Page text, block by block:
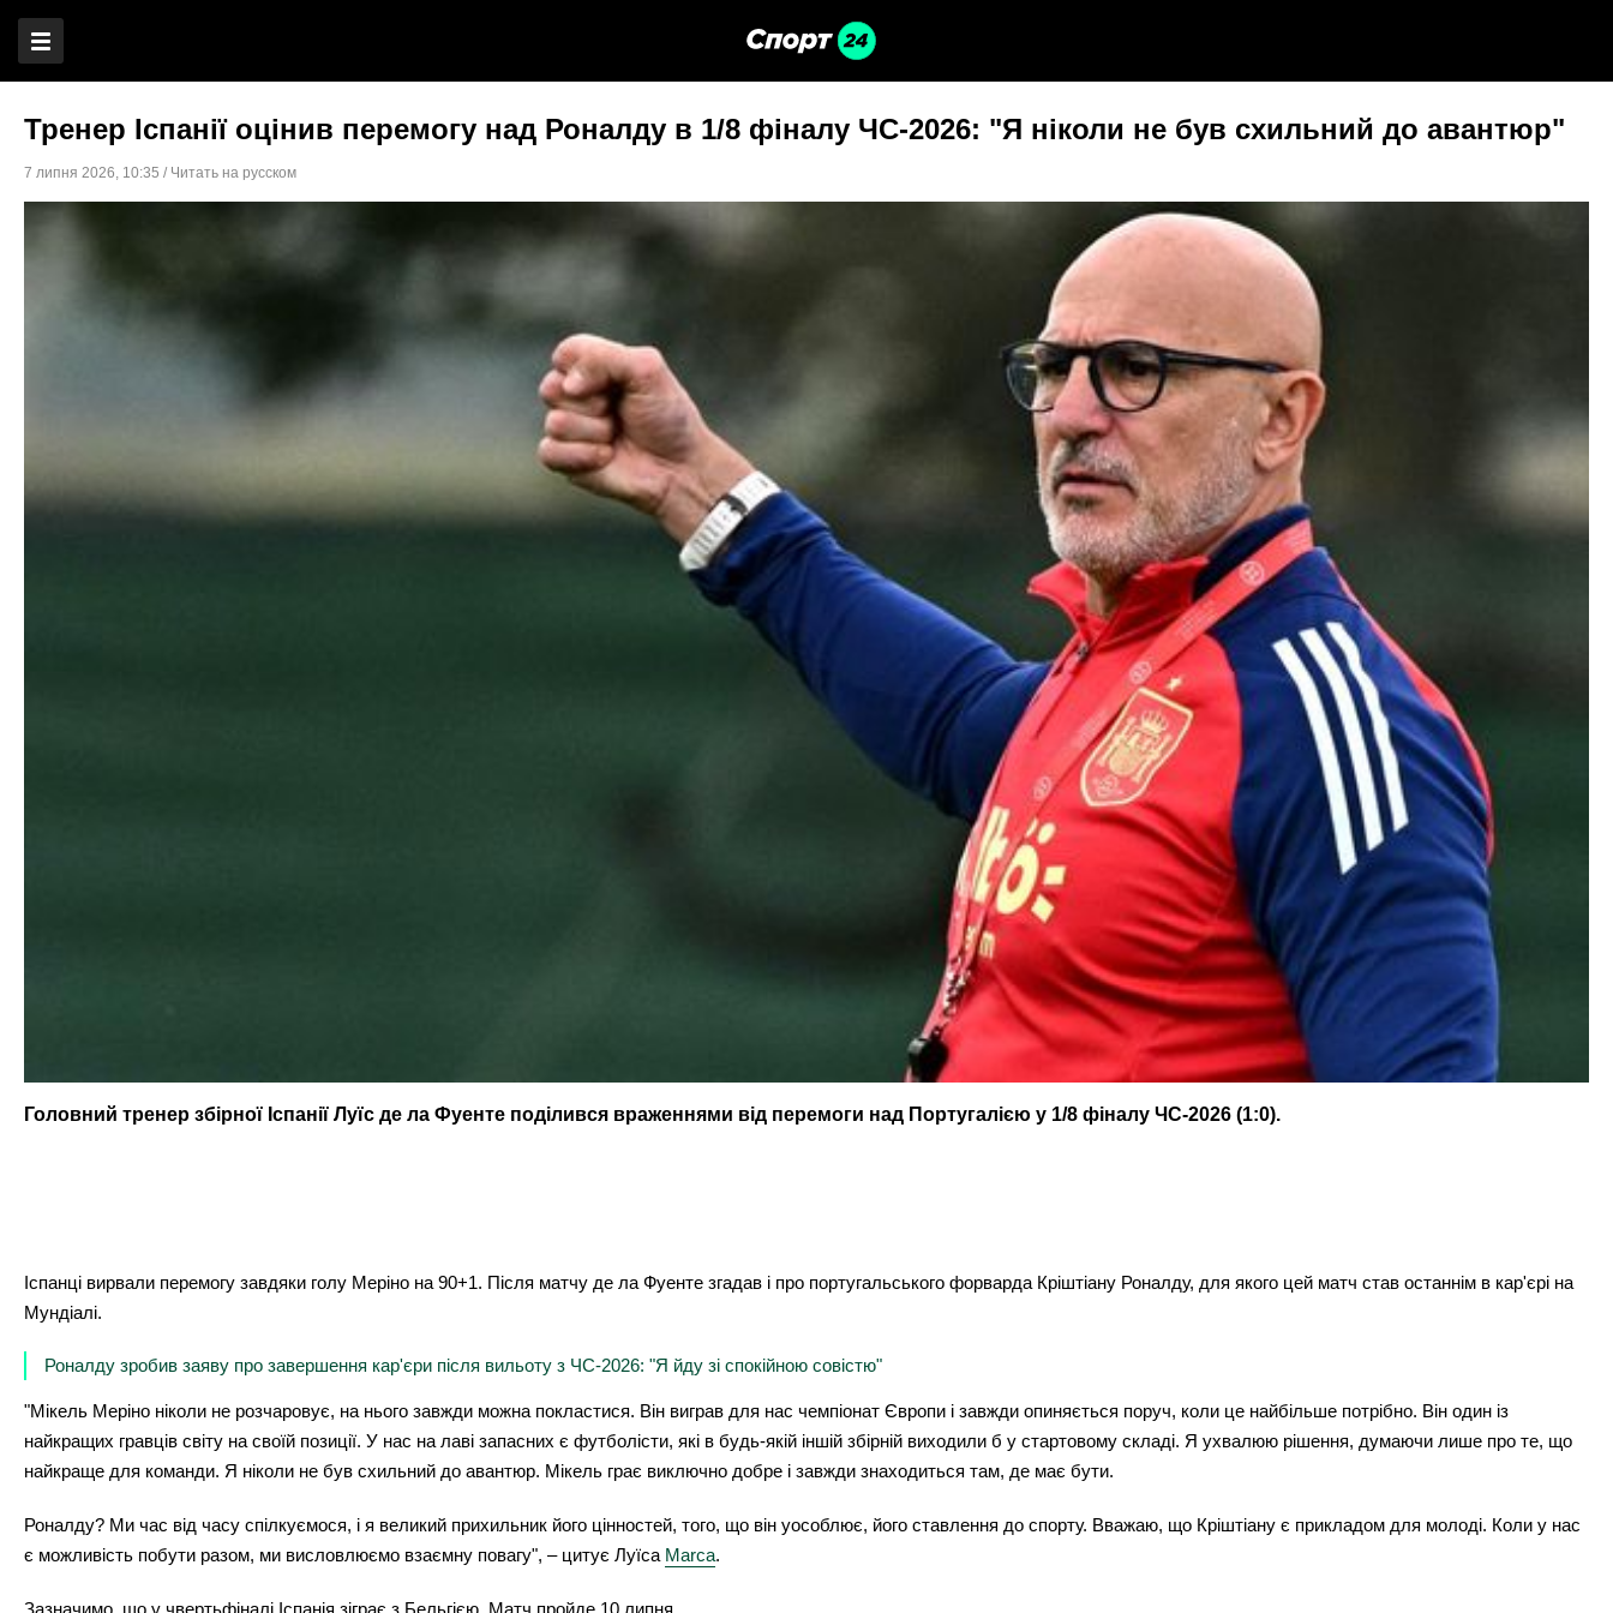
Тренер Іспанії оцінив перемогу над Роналду в 1/8 фіналу ЧС-2026: "Я ніколи не був схильний до авантюр"
7 липня 2026, 10:35 / Читать на русском
Головний тренер збірної Іспанії Луїс де ла Фуенте поділився враженнями від перемоги над Португалією у 1/8 фіналу ЧС-2026 (1:0).
Іспанці вирвали перемогу завдяки голу Меріно на 90+1. Після матчу де ла Фуенте згадав і про португальського форварда Кріштіану Роналду, для якого цей матч став останнім в кар'єрі на
Мундіалі.
Роналду зробив заяву про завершення кар'єри після вильоту з ЧС-2026: "Я йду зі спокійною совістю"
"Мікель Меріно ніколи не розчаровує, на нього завжди можна покластися. Він виграв для нас чемпіонат Європи і завжди опиняється поруч, коли це найбільше потрібно. Він один із
найкращих гравців світу на своїй позиції. У нас на лаві запасних є футболісти, які в будь-якій іншій збірній виходили б у стартовому складі. Я ухвалюю рішення, думаючи лише про те, що
найкраще для команди. Я ніколи не був схильний до авантюр. Мікель грає виключно добре і завжди знаходиться там, де має бути.
Роналду? Ми час від часу спілкуємося, і я великий прихильник його цінностей, того, що він уособлює, його ставлення до спорту. Вважаю, що Кріштіану є прикладом для молоді. Коли у нас
є можливість побути разом, ми висловлюємо взаємну повагу", – цитує Луїса Marca.
Зазначимо, що у чвертьфіналі Іспанія зіграє з Бельгією. Матч пройде 10 липня.